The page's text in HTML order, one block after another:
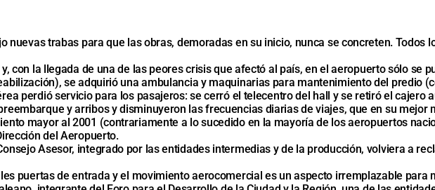
nuevas trabas para que las obras, demoradas en su inicio, nunca se concreten.
con la llegada de una de las peores crisis que afectó al país, en el aeropuerto sólo se
se adquirió una ambulancia y maquinarias para mantenimiento del predio
perdió servicio para los pasajeros: se cerró el telecentro del hall y se retiró el cajero
y arribos y disminuyeron las frecuencias diarias de viajes, que en su mejor
mayor al 2001 (contrariamente a lo sucedido en la mayoría de los aeropuertos
del Aeropuerto.
Asesor, integrado por las entidades intermedias y de la producción, volviera a
puertas de entrada y el movimiento aerocomercial es un aspecto irremplazable